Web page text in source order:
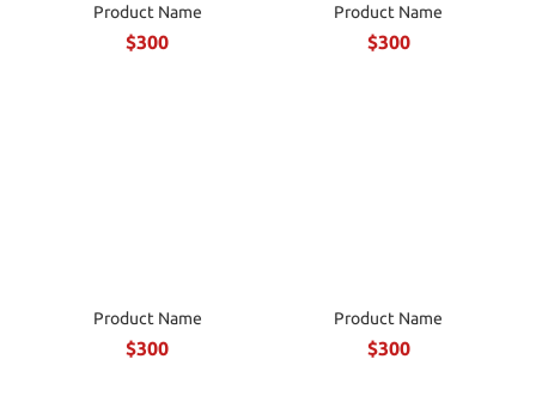
Product Name
$300
Product Name
$300
Product Name
$300
Product Name
$300